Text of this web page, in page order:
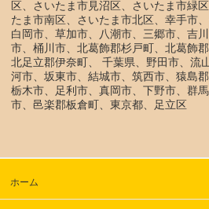
区、さいたま市見沼区、さいたま市緑
たま市南区、さいたま市北区、幸手市
白岡市、草加市、八潮市、三郷市、吉
市、桶川市、北葛飾郡杉戸町、北葛飾
北足立郡伊奈町、 千葉県、野田市、流
河市、坂東市、結城市、筑西市、猿島
栃木市、足利市、真岡市、下野市、群
市、邑楽郡板倉町、東京都、足立区
ホーム